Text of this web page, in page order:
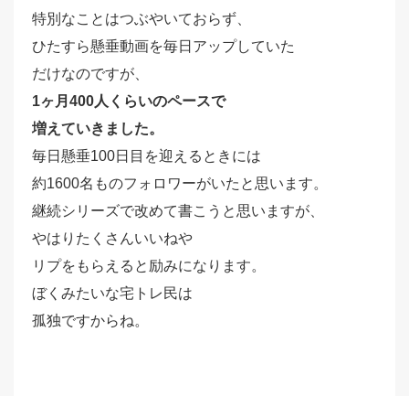
特別なことはつぶやいておらず、
ひたすら懸垂動画を毎日アップしていた
だけなのですが、
1ヶ月400人くらいのペースで
増えていきました。
毎日懸垂100日目を迎えるときには
約1600名ものフォロワーがいたと思います。
継続シリーズで改めて書こうと思いますが、
やはりたくさんいいねや
リプをもらえると励みになります。
ぼくみたいな宅トレ民は
孤独ですからね。